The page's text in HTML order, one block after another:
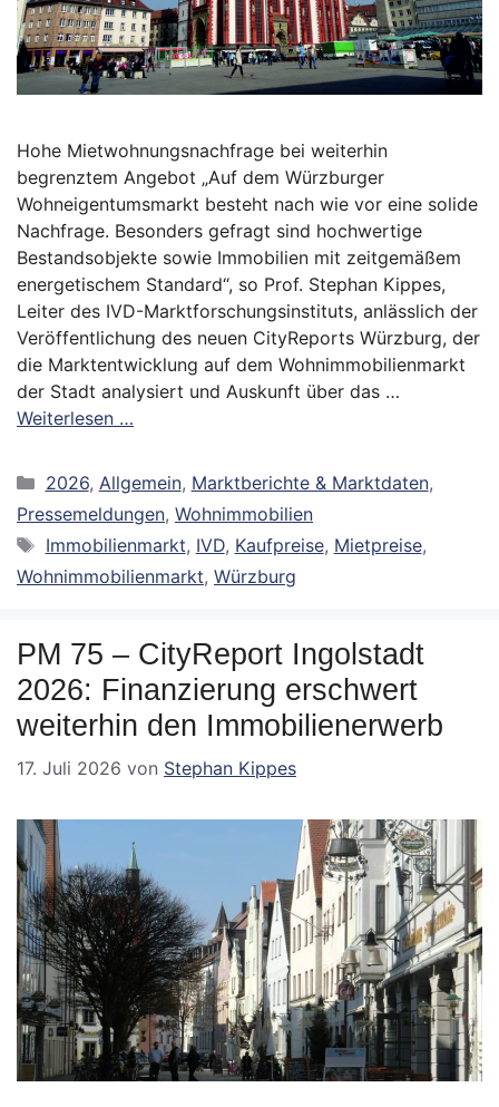
Hohe Mietwohnungsnachfrage bei weiterhin
begrenztem Angebot „Auf dem Würzburger
Wohneigentumsmarkt besteht nach wie vor eine solide
Nachfrage. Besonders gefragt sind hochwertige
Bestandsobjekte sowie Immobilien mit zeitgemäßem
energetischem Standard“, so Prof. Stephan Kippes,
Leiter des IVD-Marktforschungsinstituts, anlässlich der
Veröffentlichung des neuen CityReports Würzburg, der
die Marktentwicklung auf dem Wohnimmobilienmarkt
der Stadt analysiert und Auskunft über das …
Weiterlesen …
Kategorien
2026, Allgemein, Marktberichte & Marktdaten,
Pressemeldungen, Wohnimmobilien
Schlagwörter
Immobilienmarkt, IVD, Kaufpreise, Mietpreise,
Wohnimmobilienmarkt, Würzburg
PM 75 – CityReport Ingolstadt
2026: Finanzierung erschwert
weiterhin den Immobilienerwerb
17. Juli 2026 von Stephan Kippes